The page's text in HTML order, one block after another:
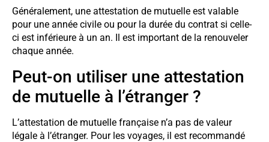
Généralement, une attestation de mutuelle est valable
pour une année civile ou pour la durée du contrat si celle-
ci est inférieure à un an. Il est important de la renouveler
chaque année.
Peut-on utiliser une attestation
de mutuelle à l’étranger ?
L’attestation de mutuelle française n’a pas de valeur
légale à l’étranger. Pour les voyages, il est recommandé